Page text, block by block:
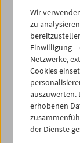
27
04
05
iCalender
Programmheft-
English
< Vorherige Woche
Wir
zu
Einwilligung
Netzwerke,
Cookies
auszuwerten.
erhobenen
der Dienste